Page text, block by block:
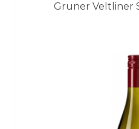
Gruner Veltliner